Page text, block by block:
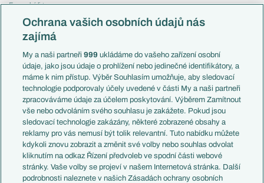
Evropská liga
Mistrovství světa
Liga národů
Témata
Představení týmů MS
EuroSkauting
PL v kostce
Evropské koeficienty
Přestupy
Přestupové spekulace
Zranění
Kluby
Arsenal FC
Česko
Francie
Itálie
Německo
Španělsko
Argentina
Brazílie
Přestupy
Zápasy
Livescore
Tipovací soutěž
Ochrana vašich osobních údajů nás
zajímá
My a naši partneři999 ukládáme do vašeho zařízení osobní
údaje, jako jsou údaje o prohlížení nebo jedinečné identifikátory, a
máme k nim přístup. Výběr Souhlasím umožňuje, aby sledovací
technologie podporovaly účely uvedené v části My a naši partneři
zpracováváme údaje za účelem poskytování. Výběrem Zamítnout
vše nebo odvoláním svého souhlasu je zakážete. Pokud jsou
sledovací technologie zakázány, některé zobrazené obsahy a
reklamy pro vás nemusí být tolik relevantní. Tuto nabídku můžete
kdykoli znovu zobrazit a změnit své volby nebo souhlas odvolat
kliknutím na odkaz Řízení předvoleb ve spodní části webové
stránky. Vaše volby se projeví v našem Internetová stránka. Další
podrobnosti naleznete v našich Zásadách ochrany osobních